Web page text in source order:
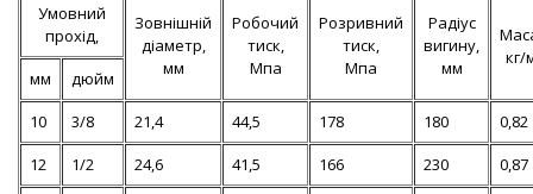
Умовний
прохід,
Зовнішній
діаметр,
мм
Робочий
тиск,
Мпа
Розривний
тиск,
Мпа
Радіус
вигину,
мм
кг/
мм
дюйм
10
3/8 21,4 44,5 178 180
0,82
12
1/2 24,6 41,5 166 230
0,87